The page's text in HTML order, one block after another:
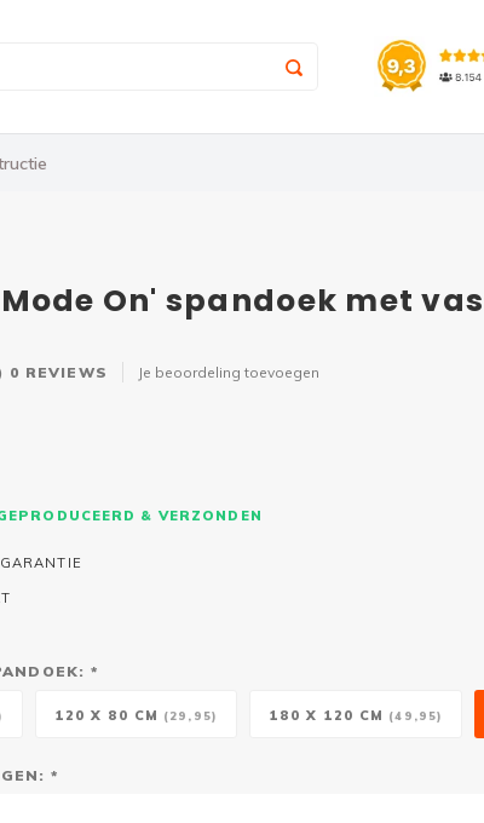
On' spandoek met
0 REVIEWS Je beoordeling toevoegen
& VERZONDEN
*
120 X 80 CM (29,95) 180 X 120 CM (49,95)
*